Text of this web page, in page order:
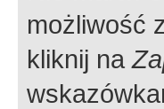
możliwość
kliknij na